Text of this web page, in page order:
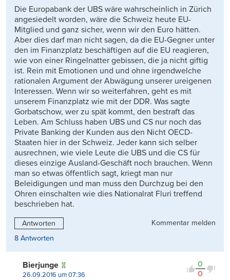
Die Europabank der UBS wäre wahrscheinlich in Zürich
angesiedelt worden, wäre die Schweiz heute EU-
Mitglied und ganz sicher, wenn wir den Euro hätten.
Aber dies darf man nicht sagen, da die EU-Gegner unter
den im Finanzplatz beschäftigen auf die EU reagieren,
wie von einer Ringelnatter gebissen, die ja nicht giftig
ist. Rein mit Emotionen und und ohne irgendwelche
rationalen Argument der Abwägung unserer ureigenen
Interessen. Wenn wir so weiterfahren, geht es mit
unserem Finanzplatz wie mit der DDR. Was sagte
Gorbatschow, wer zu spät kommt, den bestraft das
Leben. Am Schluss haben UBS und CS nur noch das
Private Banking der Kunden aus den Nicht OECD-
Staaten hier in der Schweiz. Jeder kann sich selber
ausrechnen, wie viele Leute die UBS und die CS für
dieses einzige Ausland-Geschäft noch brauchen. Wenn
man so etwas öffentlich sagt, kriegt man nur
Beleidigungen und man muss den Durchzug bei den
Ohren einschalten wie dies Nationalrat Fluri treffend
beschrieben hat.
Antworten
Kommentar melden
8 Antworten
0
0
Bierjunge
26.09.2016 um 07:36